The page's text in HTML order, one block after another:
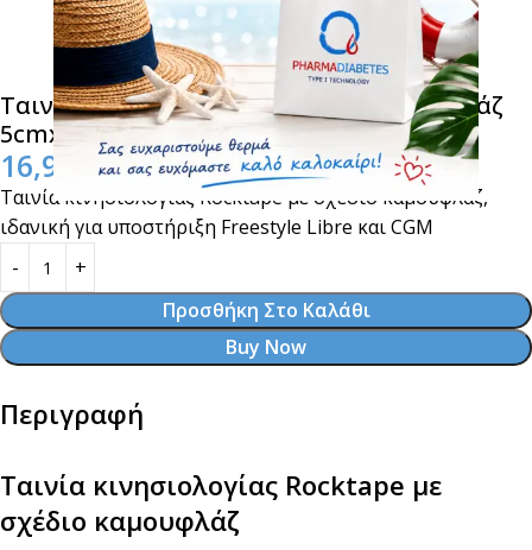
Ταινία κινησιολογίας Rocktape Καμουφλάζ
5cmx5m
16,90
Ταινία κινησιολογίας Rocktape με σχέδιο καμουφλάζ,
ιδανική για υποστήριξη Freestyle Libre και CGM
Προσθήκη Στο Καλάθι
Buy Now
Περιγραφή
Ταινία κινησιολογίας Rocktape με
σχέδιο καμουφλάζ